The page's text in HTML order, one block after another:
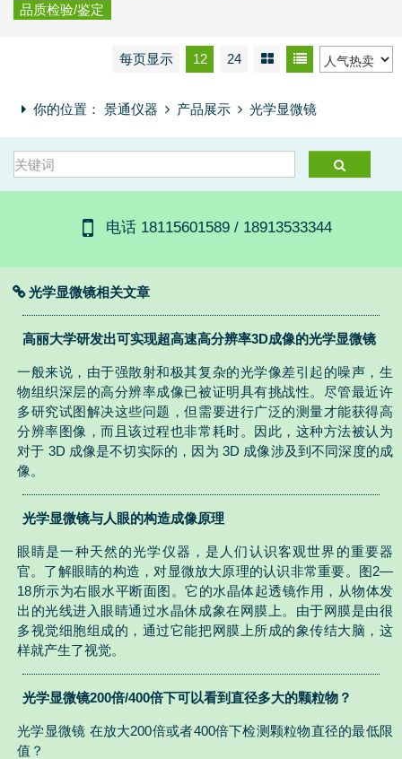
品质检验/鉴定
每页显示 12 24
你的位置： 景通仪器 产品展示 光学显微镜
电话 18115601589 / 18913533344
光学显微镜相关文章
高丽大学研发出可实现超高速高分辨率3D成像的光学显微镜
一般来说，由于强散射和极其复杂的光学像差引起的噪声，生
物组织深层的高分辨率成像已被证明具有挑战性。尽管最近许
多研究试图解决这些问题，但需要进行广泛的测量才能获得高
分辨率图像，而且该过程也非常耗时。因此，这种方法被认为
对于 3D 成像是不切实际的，因为 3D 成像涉及到不同深度的成
像。
光学显微镜与人眼的构造成像原理
眼睛是一种天然的光学仪器，是人们认识客观世界的重要器
官。了解眼睛的构造，对显微放大原理的认识非常重要。图2—
18所示为右眼水平断面图。它的水晶体起透镜作用，从物体发
出的光线进入眼睛通过水晶休成象在网膜上。由于网膜是由很
多视觉细胞组成的，通过它能把网膜上所成的象传结大脑，这
样就产生了视觉。
光学显微镜200倍/400倍下可以看到直径多大的颗粒物？
光学显微镜 在放大200倍或者400倍下检测颗粒物直径的最低限
值？